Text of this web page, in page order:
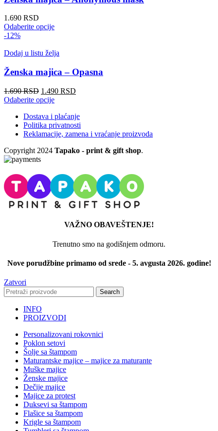
Opcije
izabrane
stranici
proizvoda.
1.690 RSD
Odaberite opcijeOvaj
više
Opcije
mogu
biti
izabrane
na
stranici
proizvoda.
-12%
Dodaj u listu želja
Ženska majica – Opasna
1.690RSD Originalna
cena
bila:
1.690 RSD.
1.490 RSD
1.490 RSD.
Odaberite opcijeOvaj
ima
više
varijanti.
mogu
na
stranici
proizvoda.
Dostava i plaćanje
Politika privatnosti
Reklamacije, zamena i vraćanje proizvoda
Copyright 2024 Tapako - print & gift shop.
VAŽNO OBAVEŠTENJE!
Trenutno smo na godišnjem odmoru.
Nove porudžbine primamo od srede - 5. avgusta 2026. godine!
Zatvori
Search
INFO
PROIZVODI
Personalizovani rokovnici
Poklon setovi
Šolje sa štampom
Maturantske majice – majice za maturante
Muške majice
Ženske majice
Dečije majice
Majice za protest
Duksevi sa štampom
Flašice sa štampom
Krigle sa štampom